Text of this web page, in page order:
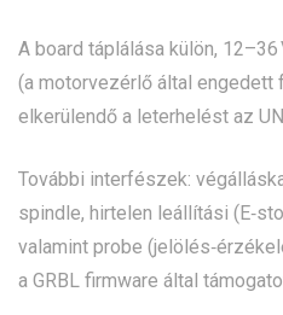
A board táplálása külön,
(a motorvezérlő által
elkerülendő a leterhelést az
További interfészek:
spindle, hirtelen leállítási
valamint probe
a GRBL firmware által